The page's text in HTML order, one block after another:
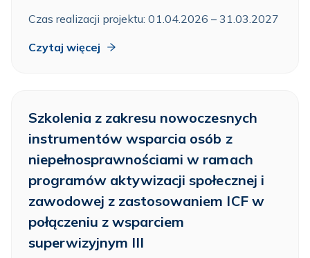
Czas realizacji projektu: 01.04.2026 – 31.03.2027
Czytaj więcej
Szkolenia z zakresu nowoczesnych
instrumentów wsparcia osób z
niepełnosprawnościami w ramach
programów aktywizacji społecznej i
zawodowej z zastosowaniem ICF w
połączeniu z wsparciem
superwizyjnym III